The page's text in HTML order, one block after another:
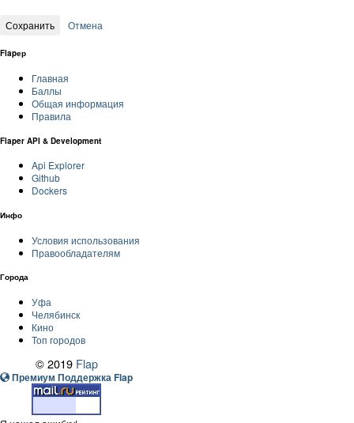
Flapер
Главная
Баллы
Общая информация
Правила
Flaper API & Development
Api Explorer
Github
Dockers
Инфо
Условия использования
Правообладателям
Города
Уфа
Челябинск
Кино
Топ городов
© 2019 Flap
Премиум Поддержка Flap